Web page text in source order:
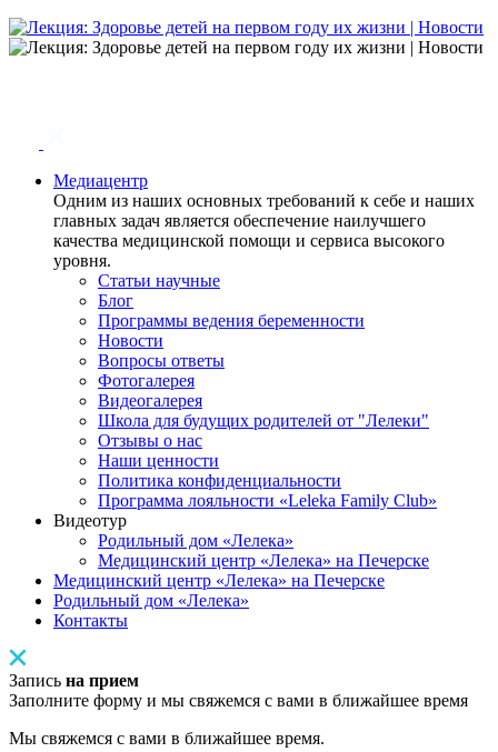
Медиацентр
Одним из наших основных требований к себе и наших
главных задач является обеспечение наилучшего
качества медицинской помощи и сервиса высокого
уровня.
Статьи научные
Блог
Программы ведения беременности
Новости
Вопросы ответы
Фотогалерея
Видеогалерея
Школа для будущих родителей от "Лелеки"
Отзывы о нас
Наши ценности
Политика конфиденциальности
Программа лояльности «Leleka Family Club»
Видеотур
Родильный дом «Лелека»
Медицинский центр «Лелека» на Печерске
Медицинский центр «Лелека» на Печерске
Родильный дом «Лелека»
Контакты
Запись на прием
Заполните форму и мы свяжемся с вами в ближайшее время
Мы свяжемся с вами в ближайшее время.